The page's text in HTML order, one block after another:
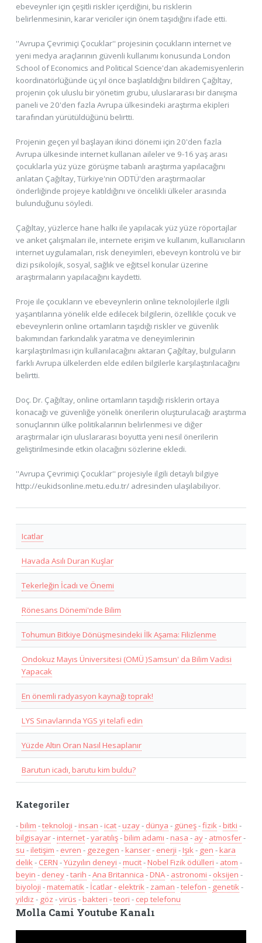
ebeveynler için çeşitli riskler içerdiğini, bu risklerin
belirlenmesinin, karar vericiler için önem taşıdığını ifade etti.
''Avrupa Çevrimiçi Çocuklar'' projesinin çocukların internet ve
yeni medya araçlarının güvenli kullanımı konusunda London
School of Economics and Political Science'dan akademisyenlerin
koordinatörlüğünde üç yıl önce başlatıldığını bildiren Çağıltay,
projenin çok uluslu bir yönetim grubu, uluslararası bir danışma
paneli ve 20'den fazla Avrupa ülkesindeki araştırma ekipleri
tarafından yürütüldüğünü belirtti.
Projenin geçen yıl başlayan ikinci dönemi için 20'den fazla
Avrupa ülkesinde internet kullanan aileler ve 9-16 yaş arası
çocuklarla yüz yüze görüşme tabanlı araştırma yapılacağını
anlatan Çağıltay, Türkiye'nin ODTÜ'den araştırmacılar
önderliğinde projeye katıldığını ve öncelikli ülkeler arasında
bulunduğunu söyledi.
Çağıltay, yüzlerce hane halkı ile yapılacak yüz yüze röportajlar
ve anket çalışmaları ile, internete erişim ve kullanım, kullanıcıların
internet uygulamaları, risk deneyimleri, ebeveyn kontrolü ve bir
dizi psikolojik, sosyal, sağlık ve eğitsel konular üzerine
araştırmaların yapılacağını kaydetti.
Proje ile çocukların ve ebeveynlerin online teknolojilerle ilgili
yaşantılarına yönelik elde edilecek bilgilerin, özellikle çocuk ve
ebeveynlerin online ortamların taşıdığı riskler ve güvenlik
bakımından farkındalık yaratma ve deneyimlerinin
karşılaştırılması için kullanılacağını aktaran Çağıltay, bulguların
farklı Avrupa ülkelerden elde edilen bilgilerle karşılaştırılacağını
belirtti.
Doç. Dr. Çağıltay, online ortamların taşıdığı risklerin ortaya
konacağı ve güvenliğe yönelik önerilerin oluşturulacağı araştırma
sonuçlarının ülke politikalarının belirlenmesi ve diğer
araştırmalar için uluslararası boyutta yeni nesil önerilerin
geliştirilmesinde etkin olacağını sözlerine ekledi.
''Avrupa Çevrimiçi Çocuklar'' projesiyle ilgili detaylı bilgiye
http://eukidsonline.metu.edu.tr/ adresinden ulaşılabiliyor.
Icatlar
Havada Asılı Duran Kuşlar
Tekerleğin İcadı ve Önemi
Rönesans Dönemi'nde Bilim
Tohumun Bitkiye Dönüşmesindeki İlk Aşama: Filizlenme
Ondokuz Mayıs Üniversitesi (OMÜ )Samsun' da Bilim Vadisi
Yapacak
En önemli radyasyon kaynağı toprak!
LYS Sınavlarında YGS yi telafi edin
Yüzde Altın Oran Nasıl Hesaplanır
Barutun icadı, barutu kim buldu?
Kategoriler
-bilim -teknoloji -insan -icat-uzay- dünya - güneş-fizik-bitki -
bilgisayar-internet-yaratılış-bilim adamı -nasa - ay- atmosfer-
su -iletişim - evren - gezegen -kanser- enerji -Işık- gen -kara
delik- CERN -Yüzyılın deneyi -mucit-Nobel Fizik ödülleri - atom -
beyin - deney-tarih -Ana Britannica -DNA- astronomi - oksijen -
biyoloji -matematik- İcatlar- elektrik- zaman -telefon - genetik-
yildiz - göz -virüs -bakteri -teori - cep telefonu
Molla Cami Youtube Kanalı